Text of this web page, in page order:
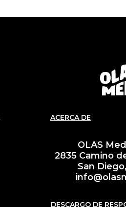
ACERCA DE
OLAS
2835 Camino
San
DESCARGO DE